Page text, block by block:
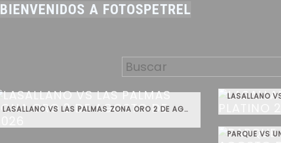
BIENVENIDOS A FOTOSPETREL
LASALLANO VS LAS PALMAS ZONA ORO 2 DE AGOSTO DE 2026